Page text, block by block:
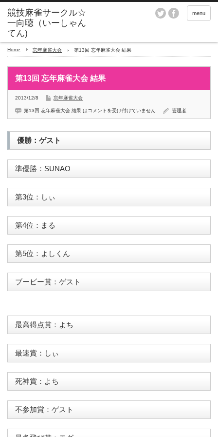
menu
Home 忘年麻雀大会 第13回 忘年麻雀大会 結果
第13回 忘年麻雀大会 結果
2013/12/8 忘年麻雀大会
第13回 忘年麻雀大会 結果 はコメントを受け付けていません 管理者
優勝：ゲスト
準優勝：SUNAO
第3位：しぃ
第4位：まる
第5位：よしくん
ブービー賞：ゲスト
最高得点賞：よち
最速賞：しぃ
死神賞：よち
不参加賞：ゲスト